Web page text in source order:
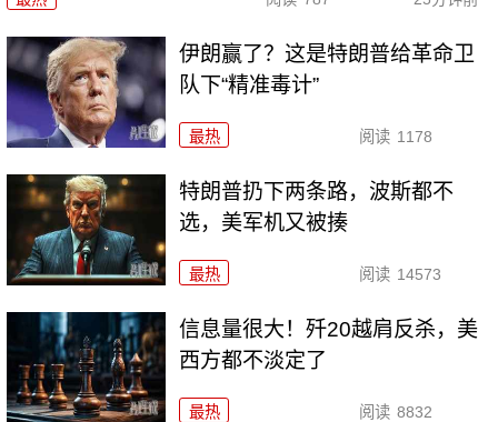
伊朗赢了？这是特朗普给革命卫
队下“精准毒计”
最热 阅读 1178
特朗普扔下两条路，波斯都不
选，美军机又被揍
最热 阅读 14573
信息量很大！歼20越肩反杀，美
西方都不淡定了
最热 阅读 8832